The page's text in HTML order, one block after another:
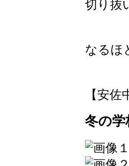
切り抜
なるほ
【安
冬の学